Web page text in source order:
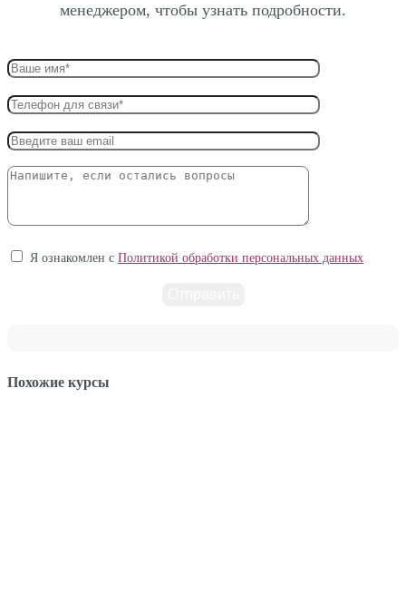
менеджером, чтобы узнать подробности.
Я ознакомлен с Политикой обработки персональных данных
Похожие курсы